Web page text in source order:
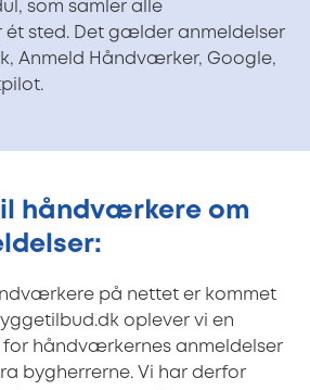
som samler alle
ét sted. Det gælder anmeldelser
Anmeld Håndværker, Google,
håndværkere om
på nettet er kommet
oplever vi en
for håndværkernes anmeldelser
bygherrerne. Vi har derfor